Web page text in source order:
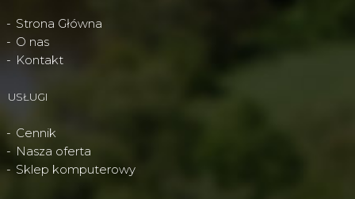
Strona Główna
O nas
Kontakt
USŁUGI
Cennik
Nasza oferta
Sklep komputerowy